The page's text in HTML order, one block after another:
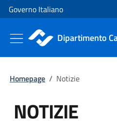
Vai al contenuto
Vai alla navigazione del sito
Governo Italiano
Dipartimento
Homepage / Notizie
NOTIZIE